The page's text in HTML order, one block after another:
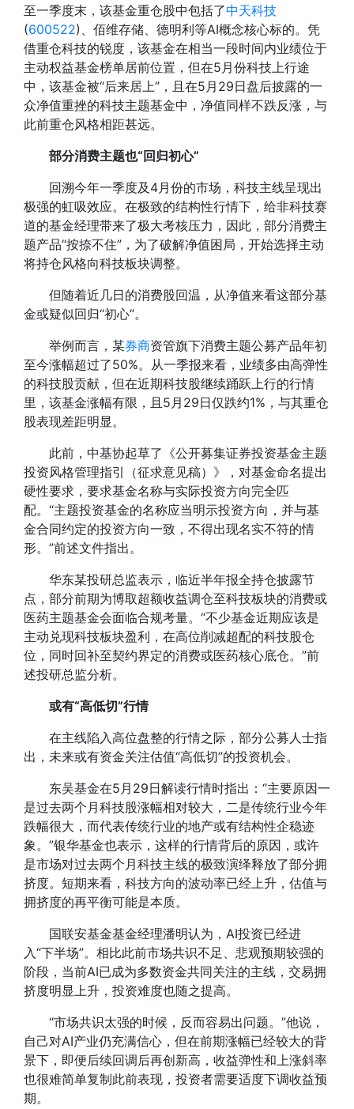
至一季度末，该基金重仓股中包括了中天科技
(600522)、佰维存储、德明利等AI概念核心标的。凭
借重仓科技的锐度，该基金在相当一段时间内业绩位于
主动权益基金榜单居前位置，但在5月份科技上行途
中，该基金被“后来居上”，且在5月29日盘后披露的一
众净值重挫的科技主题基金中，净值同样不跌反涨，与
此前重仓风格相距甚远。
部分消费主题也“回归初心”
回溯今年一季度及4月份的市场，科技主线呈现出
极强的虹吸效应。在极致的结构性行情下，给非科技赛
道的基金经理带来了极大考核压力，因此，部分消费主
题产品“按捺不住”，为了破解净值困局，开始选择主动
将持仓风格向科技板块调整。
但随着近几日的消费股回温，从净值来看这部分基
金或疑似回归“初心”。
举例而言，某券商资管旗下消费主题公募产品年初
至今涨幅超过了50%。从一季报来看，业绩多由高弹性
的科技股贡献，但在近期科技股继续踊跃上行的行情
里，该基金涨幅有限，且5月29日仅跌约1%，与其重仓
股表现差距明显。
此前，中基协起草了《公开募集证券投资基金主题
投资风格管理指引（征求意见稿）》，对基金命名提出
硬性要求，要求基金名称与实际投资方向完全匹
配。“主题投资基金的名称应当明示投资方向，并与基
金合同约定的投资方向一致，不得出现名实不符的情
形。”前述文件指出。
华东某投研总监表示，临近半年报全持仓披露节
点，部分前期为博取超额收益调仓至科技板块的消费或
医药主题基金会面临合规考量。“不少基金近期应该是
主动兑现科技板块盈利，在高位削减超配的科技股仓
位，同时回补至契约界定的消费或医药核心底仓。”前
述投研总监分析。
或有“高低切”行情
在主线陷入高位盘整的行情之际，部分公募人士指
出，未来或有资金关注估值“高低切”的投资机会。
东吴基金在5月29日解读行情时指出：“主要原因一
是过去两个月科技股涨幅相对较大，二是传统行业今年
跌幅很大，而代表传统行业的地产或有结构性企稳迹
象。”银华基金也表示，这样的行情背后的原因，或许
是市场对过去两个月科技主线的极致演绎释放了部分拥
挤度。短期来看，科技方向的波动率已经上升，估值与
拥挤度的再平衡可能是本质。
国联安基金基金经理潘明认为，AI投资已经进
入“下半场”。相比此前市场共识不足、悲观预期较强的
阶段，当前AI已成为多数资金共同关注的主线，交易拥
挤度明显上升，投资难度也随之提高。
“市场共识太强的时候，反而容易出问题。”他说，
自己对AI产业仍充满信心，但在前期涨幅已经较大的背
景下，即便后续回调后再创新高，收益弹性和上涨斜率
也很难简单复制此前表现，投资者需要适度下调收益预
期。